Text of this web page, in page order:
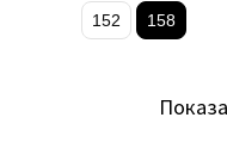
152 158